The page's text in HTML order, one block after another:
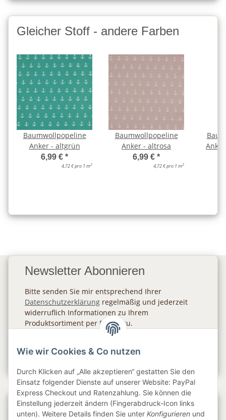
Gleicher Stoff - andere Farben
Baumwollpopeline
Anker - altgrün
6,99 € *
4,72 € pro 1 m2
Baumwollpopeline
Anker - altrosa
6,99 € *
4,72 € pro 1 m2
Newsletter Abonnieren
Bitte senden Sie mir entsprechend Ihrer
Datenschutzerklärung regelmäßig und jederzeit
widerruflich Informationen zu Ihrem
Produktsortiment per E-Mail zu.
Gesetzliche Informationen
Wie wir Cookies & Co nutzen
Durch Klicken auf „Alle akzeptieren“ gestatten Sie den
Einsatz folgender Dienste auf unserer Website: PayPal
Express Checkout und Ratenzahlung. Sie können die
Einstellung jederzeit ändern (Fingerabdruck-Icon links
unten). Weitere Details finden Sie unter Konfigurieren und